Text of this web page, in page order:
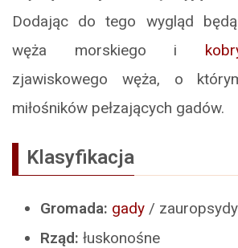
Dodając do tego wygląd
węża morskiego i
zjawiskowego węża, o
miłośników pełzających gadów.
Klasyfikacja
Gromada: gady / zauropsydy
Rząd: łuskonośne